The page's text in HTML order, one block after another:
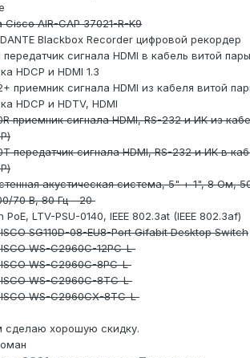
Cisco AIR-CAP 37021-R-K9
Blackbox Recorder цифровой рекордер
передатчик сигнала HDMI в кабель витой пары
HDCP и HDMI 1.3
приемник сигнала HDMI из кабеля витой
HDCP и HDTV, HDMI
приемник сигнала HDMI, RS-232 и ИК из
передатчик сигнала HDMI, RS-232 и ИК в
акустическая система, 5" + 1", 8 Ом,
70 В, 80 Гц - 20
LTV-PSU-0140, IEEE 802.3at (IEEE 802.3af)
SG110D-08-EU8-Port Gifabit Desktop Switch
WS-C2960С-12РС-L
WS-C2960С-8РС-L
WS-C2960С-8ТС-L
WS-C2960СХ-8ТС-L
сделаю хорошую скидку.